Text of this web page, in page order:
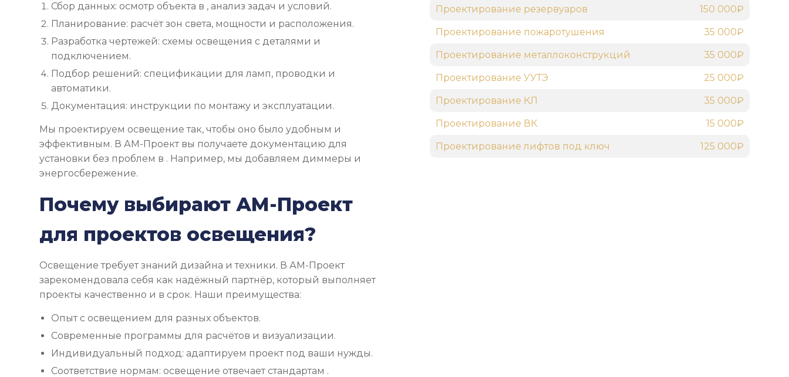
Сбор данных: осмотр объекта в , анализ задач и условий.
Планирование: расчёт зон света, мощности и расположения.
Разработка чертежей: схемы освещения с деталями и
подключением.
Подбор решений: спецификации для ламп, проводки и
автоматики.
Документация: инструкции по монтажу и эксплуатации.
Мы проектируем освещение так, чтобы оно было удобным и
эффективным. В АМ-Проект вы получаете документацию для
установки без проблем в . Например, мы добавляем диммеры и
энергосбережение.
Почему выбирают АМ-Проект
для проектов освещения?
Освещение требует знаний дизайна и техники. В АМ-Проект
зарекомендовала себя как надёжный партнёр, который выполняет
проекты качественно и в срок. Наши преимущества:
Опыт с освещением для разных объектов.
Современные программы для расчётов и визуализации.
Индивидуальный подход: адаптируем проект под ваши нужды.
Соответствие нормам: освещение отвечает стандартам .
Проектирование резервуаров 150 000₽
Проектирование пожаротушения 35 000₽
Проектирование металлоконструкций 35 000₽
Проектирование УУТЭ 25 000₽
Проектирование КЛ 35 000₽
Проектирование ВК 15 000₽
Проектирование лифтов под ключ 125 000₽